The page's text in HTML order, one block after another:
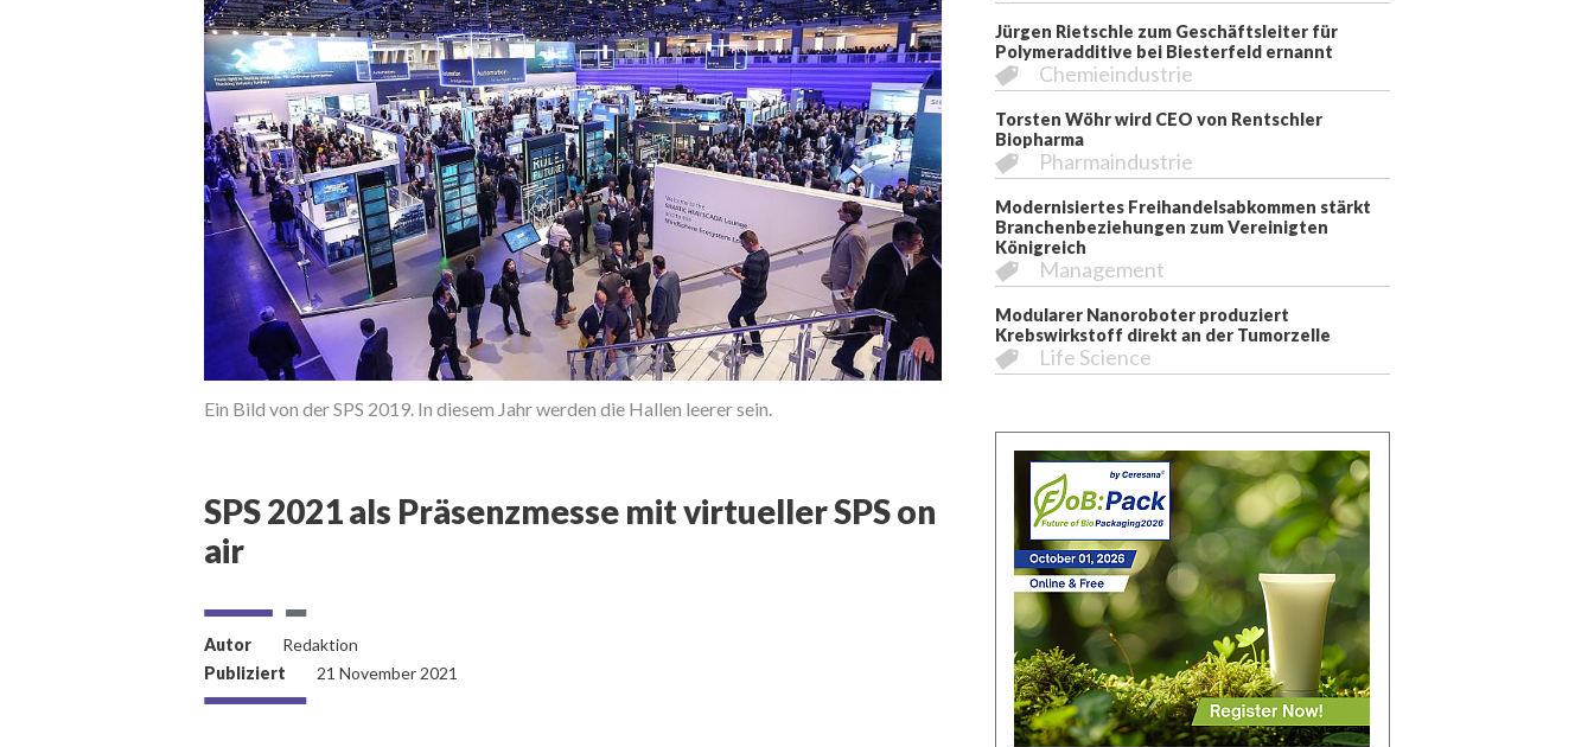
Ein Bild von der SPS 2019. In diesem Jahr werden die Hallen leerer sein.
SPS 2021 als Präsenzmesse mit virtueller SPS on
air
Autor
Redaktion
Publiziert
21 November 2021
Jürgen Rietschle zum Geschäftsleiter für
Polymeradditive bei Biesterfeld ernannt
Chemieindustrie
Torsten Wöhr wird CEO von Rentschler
Biopharma
Pharmaindustrie
Modernisiertes Freihandelsabkommen stärkt
Branchenbeziehungen zum Vereinigten
Königreich
Management
Modularer Nanoroboter produziert
Krebswirkstoff direkt an der Tumorzelle
Life Science